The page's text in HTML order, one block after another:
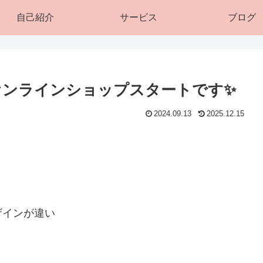
自己紹介 サービス ブログ
ラインショップスタートです✨
2024.09.13 2025.12.15
インが違い